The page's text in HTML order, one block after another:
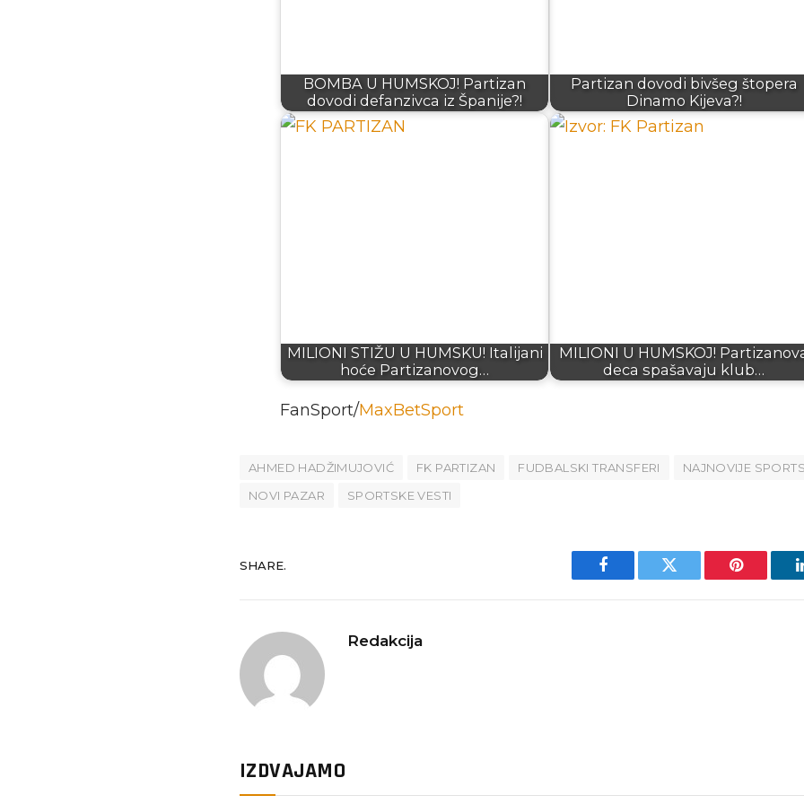
BOMBA U HUMSKOJ! Partizan
dovodi defanzivca iz Španije?!
Partizan dovodi bivšeg štopera
Dinamo Kijeva?!
MILIONI STIŽU U HUMSKU! Italijani
hoće Partizanovog…
MILIONI U HUMSKOJ!
deca spašavaju klub…
FanSport/MaxBetSport
AHMED HADŽIMUJOVIĆ FK PARTIZAN FUDBALSKI TRANSFERI
NAJNOVIJE
NOVI PAZAR
SPORTSKE VESTI
SHARE.
Facebook Twitter Pinterest
Redakcija
IZDVAJAMO